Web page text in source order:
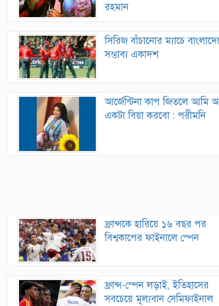
রহমান
সিরিজ বাঁচানোর ম্যাচে
সম্ভাব্য একাদশ
আর্জেন্টিনা কাপ জিতলে আমি
একটা বিয়া করবো : পরীমনি
ফ্রান্সকে হারিয়ে ১৬ বছর পর
বিশ্বকাপের ফাইনালে স্পেন
ফ্রান্স-স্পেন লড়াই, ইতিহাসের
সবচেয়ে মূল্যবান সেমিফাইনাল